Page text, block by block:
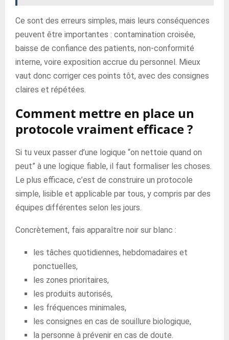
Ce sont des erreurs simples, mais leurs conséquences
peuvent être importantes : contamination croisée,
baisse de confiance des patients, non-conformité
interne, voire exposition accrue du personnel. Mieux
vaut donc corriger ces points tôt, avec des consignes
claires et répétées.
Comment mettre en place un
protocole vraiment efficace ?
Si tu veux passer d’une logique “on nettoie quand on
peut” à une logique fiable, il faut formaliser les choses.
Le plus efficace, c’est de construire un protocole
simple, lisible et applicable par tous, y compris par des
équipes différentes selon les jours.
Concrètement, fais apparaître noir sur blanc :
les tâches quotidiennes, hebdomadaires et
ponctuelles,
les zones prioritaires,
les produits autorisés,
les fréquences minimales,
les consignes en cas de souillure biologique,
la personne à prévenir en cas de doute.